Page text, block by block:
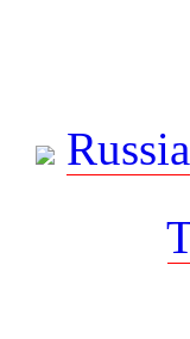
Russia